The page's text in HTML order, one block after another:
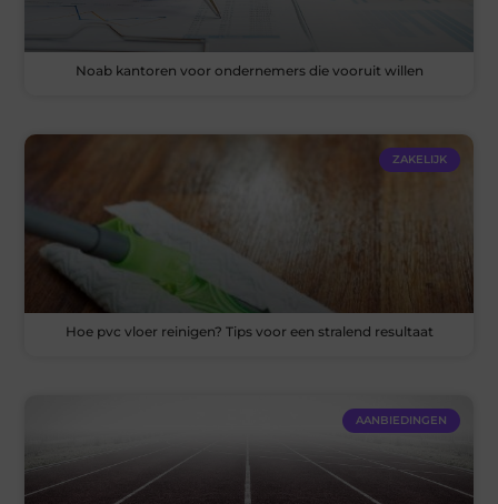
Noab kantoren voor ondernemers die vooruit willen
ZAKELIJK
Hoe pvc vloer reinigen? Tips voor een stralend resultaat
AANBIEDINGEN